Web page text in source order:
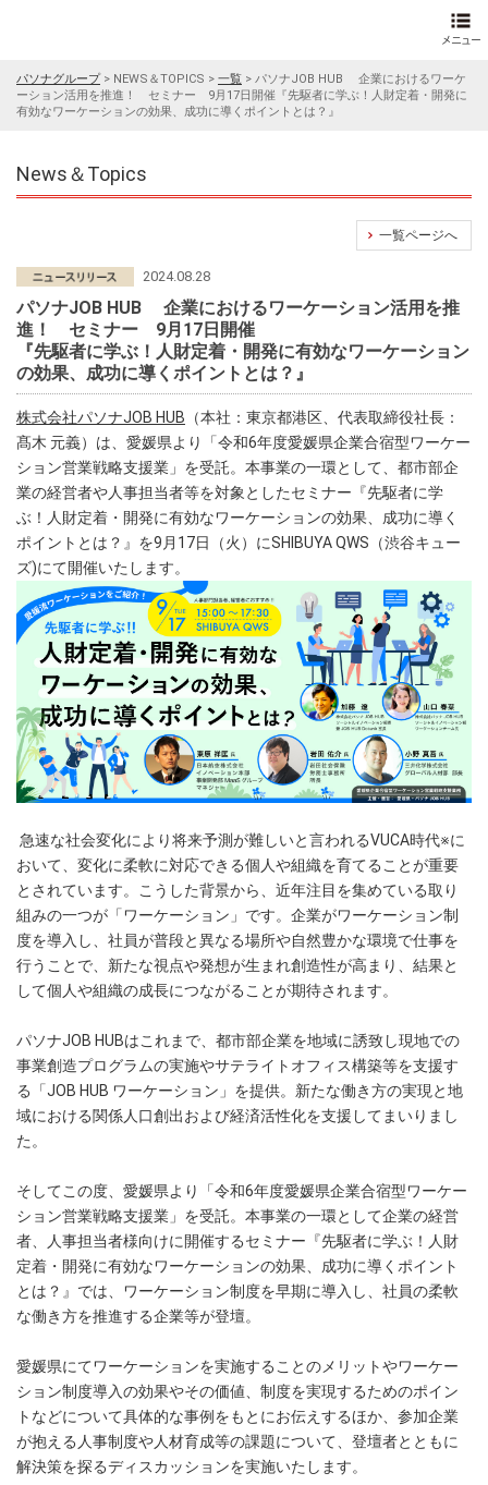
パソナグループ> NEWS＆TOPICS > 一覧 > パソナJOB HUB 企業におけるワーケ
ーション活用を推進！ セミナー 9月17日開催『先駆者に学ぶ！人財定着・開発に
有効なワーケーションの効果、成功に導くポイントとは？』
News＆Topics
一覧ページへ
2024.08.28
パソナJOB HUB 企業におけるワーケーション活用を推
進！ セミナー 9月17日開催
『先駆者に学ぶ！人財定着・開発に有効なワーケーション
の効果、成功に導くポイントとは？』
株式会社パソナJOB HUB （本社：東京都港区、代表取締役社長：
髙木 元義）は、愛媛県より「令和6年度愛媛県企業合宿型ワーケー
ション営業戦略支援業」を受託。本事業の一環として、都市部企
業の経営者や人事担当者等を対象としたセミナー『先駆者に学
ぶ！人財定着・開発に有効なワーケーションの効果、成功に導く
ポイントとは？』を9月17日（火）にSHIBUYA QWS（渋谷キュー
ズ)にて開催いたします。
急速な社会変化により将来予測が難しいと言われるVUCA時代※に
おいて、変化に柔軟に対応できる個人や組織を育てることが重要
とされています。こうした背景から、近年注目を集めている取り
組みの一つが「ワーケーション」です。企業がワーケーション制
度を導入し、社員が普段と異なる場所や自然豊かな環境で仕事を
行うことで、新たな視点や発想が生まれ創造性が高まり、結果と
して個人や組織の成長につながることが期待されます。
パソナJOB HUBはこれまで、都市部企業を地域に誘致し現地での
事業創造プログラムの実施やサテライトオフィス構築等を支援す
る「JOB HUB ワーケーション」を提供。新たな働き方の実現と地
域における関係人口創出および経済活性化を支援してまいりまし
た。
そしてこの度、愛媛県より「令和6年度愛媛県企業合宿型ワーケー
ション営業戦略支援業」を受託。本事業の一環として企業の経営
者、人事担当者様向けに開催するセミナー『先駆者に学ぶ！人財
定着・開発に有効なワーケーションの効果、成功に導くポイント
とは？』では、ワーケーション制度を早期に導入し、社員の柔軟
な働き方を推進する企業等が登壇。
愛媛県にてワーケーションを実施することのメリットやワーケー
ション制度導入の効果やその価値、制度を実現するためのポイン
トなどについて具体的な事例をもとにお伝えするほか、参加企業
が抱える人事制度や人材育成等の課題について、登壇者とともに
解決策を探るディスカッションを実施いたします。